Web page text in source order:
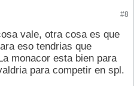
#8
vale, otra cosa es que
eso tendrias que
monacor esta bien para
para competir en spl.